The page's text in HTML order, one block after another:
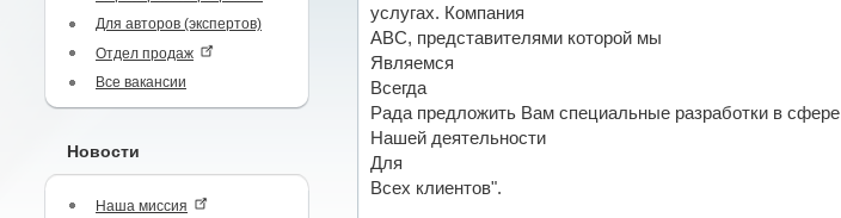
Для авторов (экспертов)
Отдел продаж
Все вакансии
Новости
Наша миссия
услугах. Компания
ABC, представителями которой мы
Являемся
Всегда
Рада предложить Вам специальные разработки в сфере
Нашей деятельности
Для
Всех клиентов".